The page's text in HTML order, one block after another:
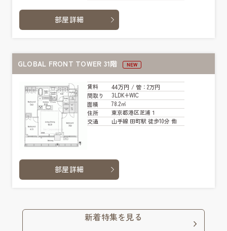
部屋詳細
GLOBAL FRONT TOWER 31階 NEW
賃料 44万円 / 管：2万円
間取り
3LDK+WIC
面積
78.2㎡
住所
東京都港区芝浦１
交通
山手線 田町駅 徒歩10分 他
部屋詳細
新着特集を見る